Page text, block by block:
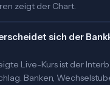
zeigt der Chart.
sich der
Live-Kurs ist der
Banken,